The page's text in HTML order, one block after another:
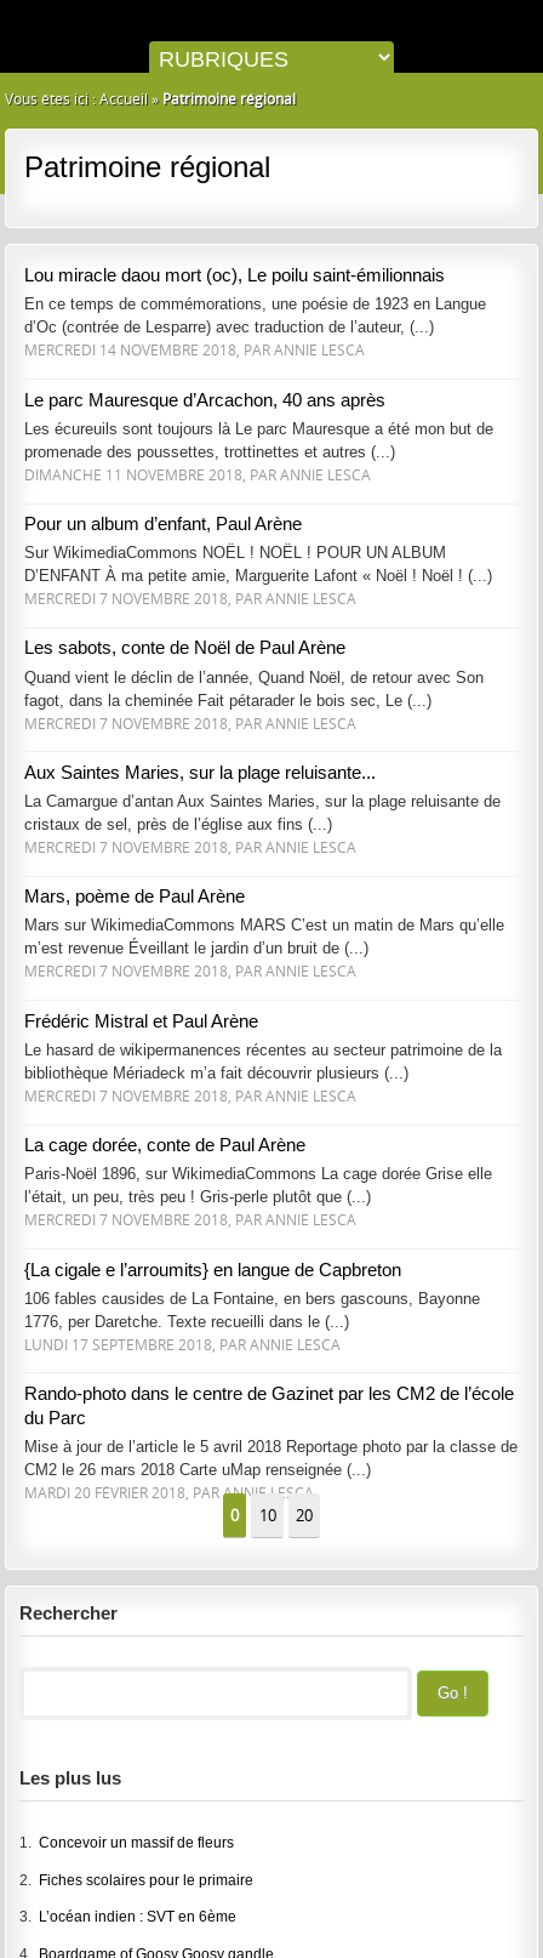
Vous êtes ici :Accueil » Patrimoine régional
Patrimoine régional
Lou miracle daou mort (oc), Le poilu saint-émilionnais
En ce temps de commémorations, une poésie de 1923 en Langue
d’Oc (contrée de Lesparre) avec traduction de l’auteur, (...)
MERCREDI 14 NOVEMBRE 2018, PAR ANNIE LESCA
Le parc Mauresque d’Arcachon, 40 ans après
Les écureuils sont toujours là Le parc Mauresque a été mon but de
promenade des poussettes, trottinettes et autres (...)
DIMANCHE 11 NOVEMBRE 2018, PAR ANNIE LESCA
Pour un album d’enfant, Paul Arène
Sur WikimediaCommons NOËL ! NOËL ! POUR UN ALBUM
D’ENFANT À ma petite amie, Marguerite Lafont « Noël ! Noël ! (...)
MERCREDI 7 NOVEMBRE 2018, PAR ANNIE LESCA
Les sabots, conte de Noël de Paul Arène
Quand vient le déclin de l’année, Quand Noël, de retour avec Son
fagot, dans la cheminée Fait pétarader le bois sec, Le (...)
MERCREDI 7 NOVEMBRE 2018, PAR ANNIE LESCA
Aux Saintes Maries, sur la plage reluisante...
La Camargue d’antan Aux Saintes Maries, sur la plage reluisante de
cristaux de sel, près de l’église aux fins (...)
MERCREDI 7 NOVEMBRE 2018, PAR ANNIE LESCA
Mars, poème de Paul Arène
Mars sur WikimediaCommons MARS C’est un matin de Mars qu’elle
m’est revenue Éveillant le jardin d’un bruit de (...)
MERCREDI 7 NOVEMBRE 2018, PAR ANNIE LESCA
Frédéric Mistral et Paul Arène
Le hasard de wikipermanences récentes au secteur patrimoine de la
bibliothèque Mériadeck m’a fait découvrir plusieurs (...)
MERCREDI 7 NOVEMBRE 2018, PAR ANNIE LESCA
La cage dorée, conte de Paul Arène
Paris-Noël 1896, sur WikimediaCommons La cage dorée Grise elle
l’était, un peu, très peu ! Gris-perle plutôt que (...)
MERCREDI 7 NOVEMBRE 2018, PAR ANNIE LESCA
{La cigale e l’arroumits} en langue de Capbreton
106 fables causides de La Fontaine, en bers gascouns, Bayonne
1776, per Daretche. Texte recueilli dans le (...)
LUNDI 17 SEPTEMBRE 2018, PAR ANNIE LESCA
Rando-photo dans le centre de Gazinet par les CM2 de l’école
du Parc
Mise à jour de l’article le 5 avril 2018 Reportage photo par la classe de
CM2 le 26 mars 2018 Carte uMap renseignée (...)
MARDI 20 FÉVRIER 2018, PAR ANNIE LESCA
0 10 20
Rechercher
Les plus lus
1.Concevoir un massif de fleurs
2. Fiches scolaires pour le primaire
3. L’océan indien : SVT en 6ème
4. Boardgame of Goosy Goosy gandle